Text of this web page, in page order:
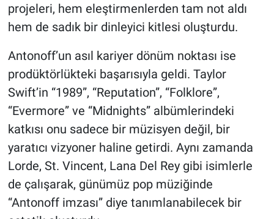
projeleri, hem eleştirmenlerden tam not aldı
hem de sadık bir dinleyici kitlesi oluşturdu.
Antonoff’un asıl kariyer dönüm noktası ise
prodüktörlükteki başarısıyla geldi. Taylor
Swift’in “1989”, “Reputation”, “Folklore”,
“Evermore” ve “Midnights” albümlerindeki
katkısı onu sadece bir müzisyen değil, bir
yaratıcı vizyoner haline getirdi. Aynı zamanda
Lorde, St. Vincent, Lana Del Rey gibi isimlerle
de çalışarak, günümüz pop müziğinde
“Antonoff imzası” diye tanımlanabilecek bir